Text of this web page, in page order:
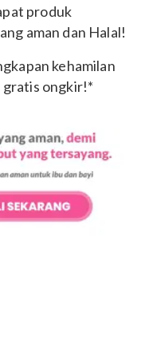
produk
aman dan Halal!
kehamilan
gratis ongkir!*